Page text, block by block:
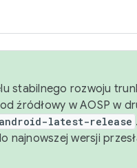
stabilnego rozwoju
źródłowy w AOSP w
android-latest-release
najnowszej wersji